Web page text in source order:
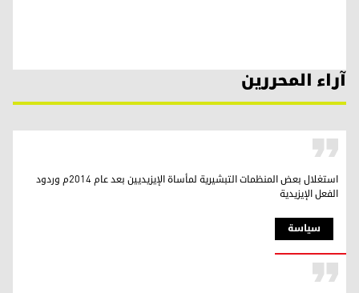
آراء المحررين
سیاسة
استغلال بعض المنظمات التبشيرية لمأساة الإيزيديين بعد عام 2014م وردود
الفعل الإيزيدية